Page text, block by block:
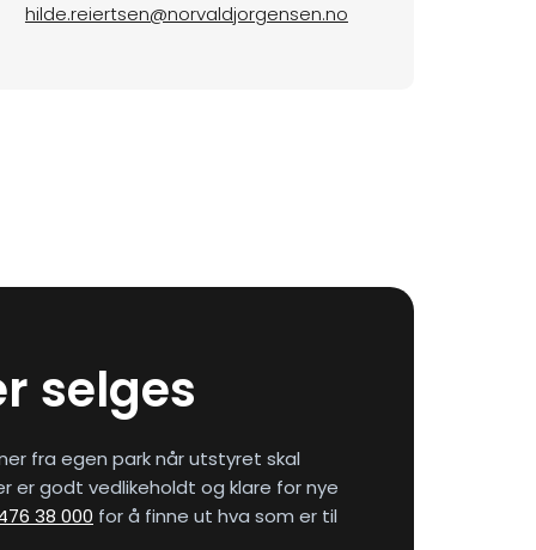
hilde.reiertsen@norvaldjorgensen.no
selges
fra egen park når utstyret skal
er godt vedlikeholdt og klare for nye
38 000 for å finne ut hva som er til